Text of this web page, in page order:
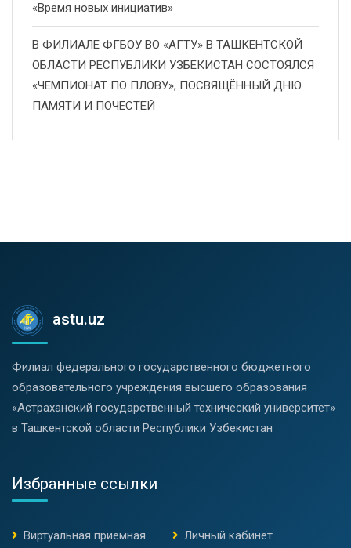
«Время новых инициатив»
В ФИЛИАЛЕ ФГБОУ ВО «АГТУ» В ТАШКЕНТСКОЙ
ОБЛАСТИ РЕСПУБЛИКИ УЗБЕКИСТАН СОСТОЯЛСЯ
«ЧЕМПИОНАТ ПО ПЛОВУ», ПОСВЯЩЁННЫЙ ДНЮ
ПАМЯТИ И ПОЧЕСТЕЙ
astu.uz
Филиал федерального государственного бюджетного
образовательного учреждения высшего образования
«Астраханский государственный технический университет»
в Ташкентской области Республики Узбекистан
Избранные ссылки
Виртуальная приемная Личный кабинет